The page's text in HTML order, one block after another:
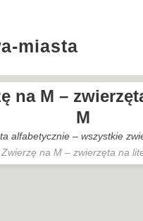
miasta
na M –
M
alfabetycznie – wszystkie
Zwierzę na M – zwierzęta na